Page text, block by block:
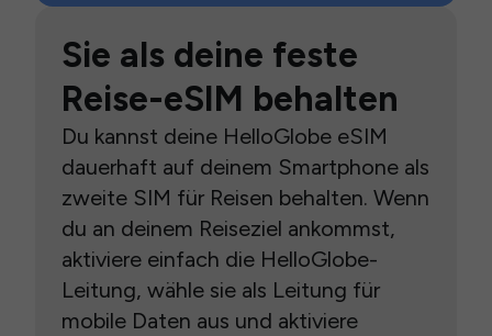
Sie als deine feste
Reise-eSIM behalten
Du kannst deine HelloGlobe eSIM
dauerhaft auf deinem Smartphone als
zweite SIM für Reisen behalten. Wenn
du an deinem Reiseziel ankommst,
aktiviere einfach die HelloGlobe-
Leitung, wähle sie als Leitung für
mobile Daten aus und aktiviere